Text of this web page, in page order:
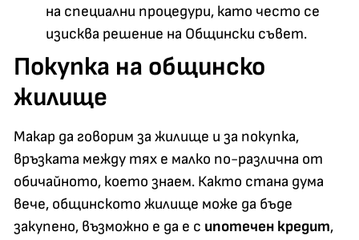
на специални процедури, като често се
изисква решение на Общински съвет.
Покупка на общинско
жилище
Макар да говорим за жилище и за покупка,
връзката между тях е малко по-различна от
обичайното, което знаем. Както стана дума
вече, общинското жилище може да бъде
закупено, възможно е да е с ипотечен кредит,